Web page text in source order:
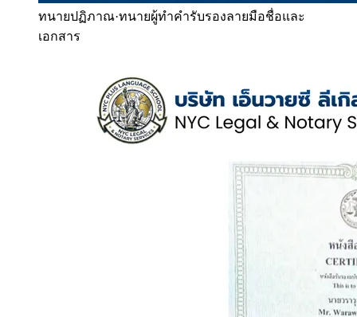
ทนายปฏิภาณ·ทนายผู้ทำคำรับรองลายมือชื่อและ
เอกสาร